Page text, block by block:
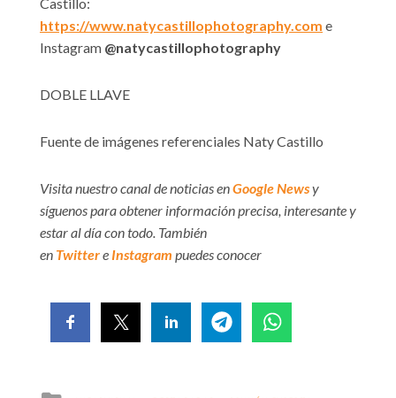
https://www.natycastillophotography.com e
Instagram @natycastillophotography
DOBLE LLAVE
Fuente de imágenes referenciales Naty Castillo
Visita nuestro canal de noticias enGoogle Newsy
síguenos para obtener información precisa, interesante y
estar al día con todo. También
en Twittere Instagram puedes conocer